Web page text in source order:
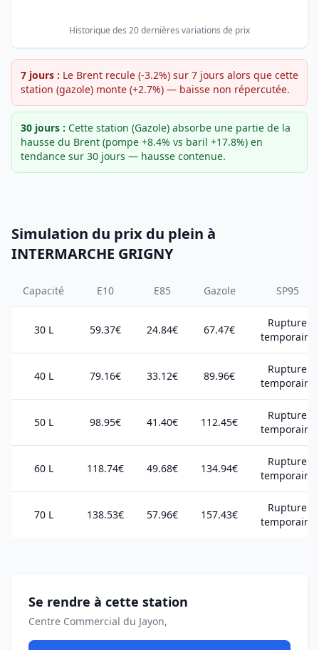
Historique des 20 dernières variations de prix
7 jours : Le Brent recule (-3.2%) sur 7 jours alors que cette
station (gazole) monte (+2.7%) — baisse non répercutée.
30 jours : Cette station (Gazole) absorbe une partie de la
hausse du Brent (pompe +8.4% vs baril +17.8%) en
tendance sur 30 jours — hausse contenue.
Simulation du prix du plein à
INTERMARCHE GRIGNY
Capacité E10 E85 Gazole SP95
30 L 59.37€ 24.84€ 67.47€
Rupture
temporaire
40 L 79.16€ 33.12€ 89.96€
Rupture
temporaire
50 L 98.95€ 41.40€ 112.45€
Rupture
temporaire
60 L 118.74€ 49.68€ 134.94€
Rupture
temporaire
70 L 138.53€ 57.96€ 157.43€
Rupture
temporaire
Se rendre à cette station
Centre Commercial du Jayon,